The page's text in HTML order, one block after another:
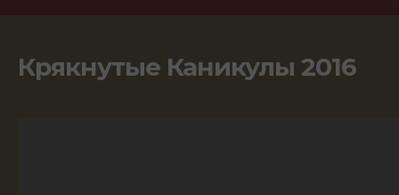
Крякнутые Каникулы 2016